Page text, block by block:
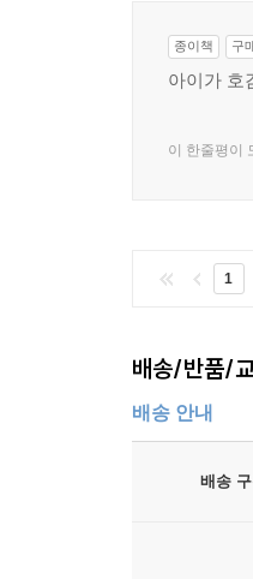
종이책 구
아이가 호
이 한줄평이
1
배송/반품/
배송 안내
배송